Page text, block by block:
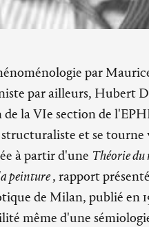
par
par ailleurs, Hubert
de la VIe section de
et se tourne
à partir d'une Théorie du
peinture, rapport
de Milan, publié en
même d'une